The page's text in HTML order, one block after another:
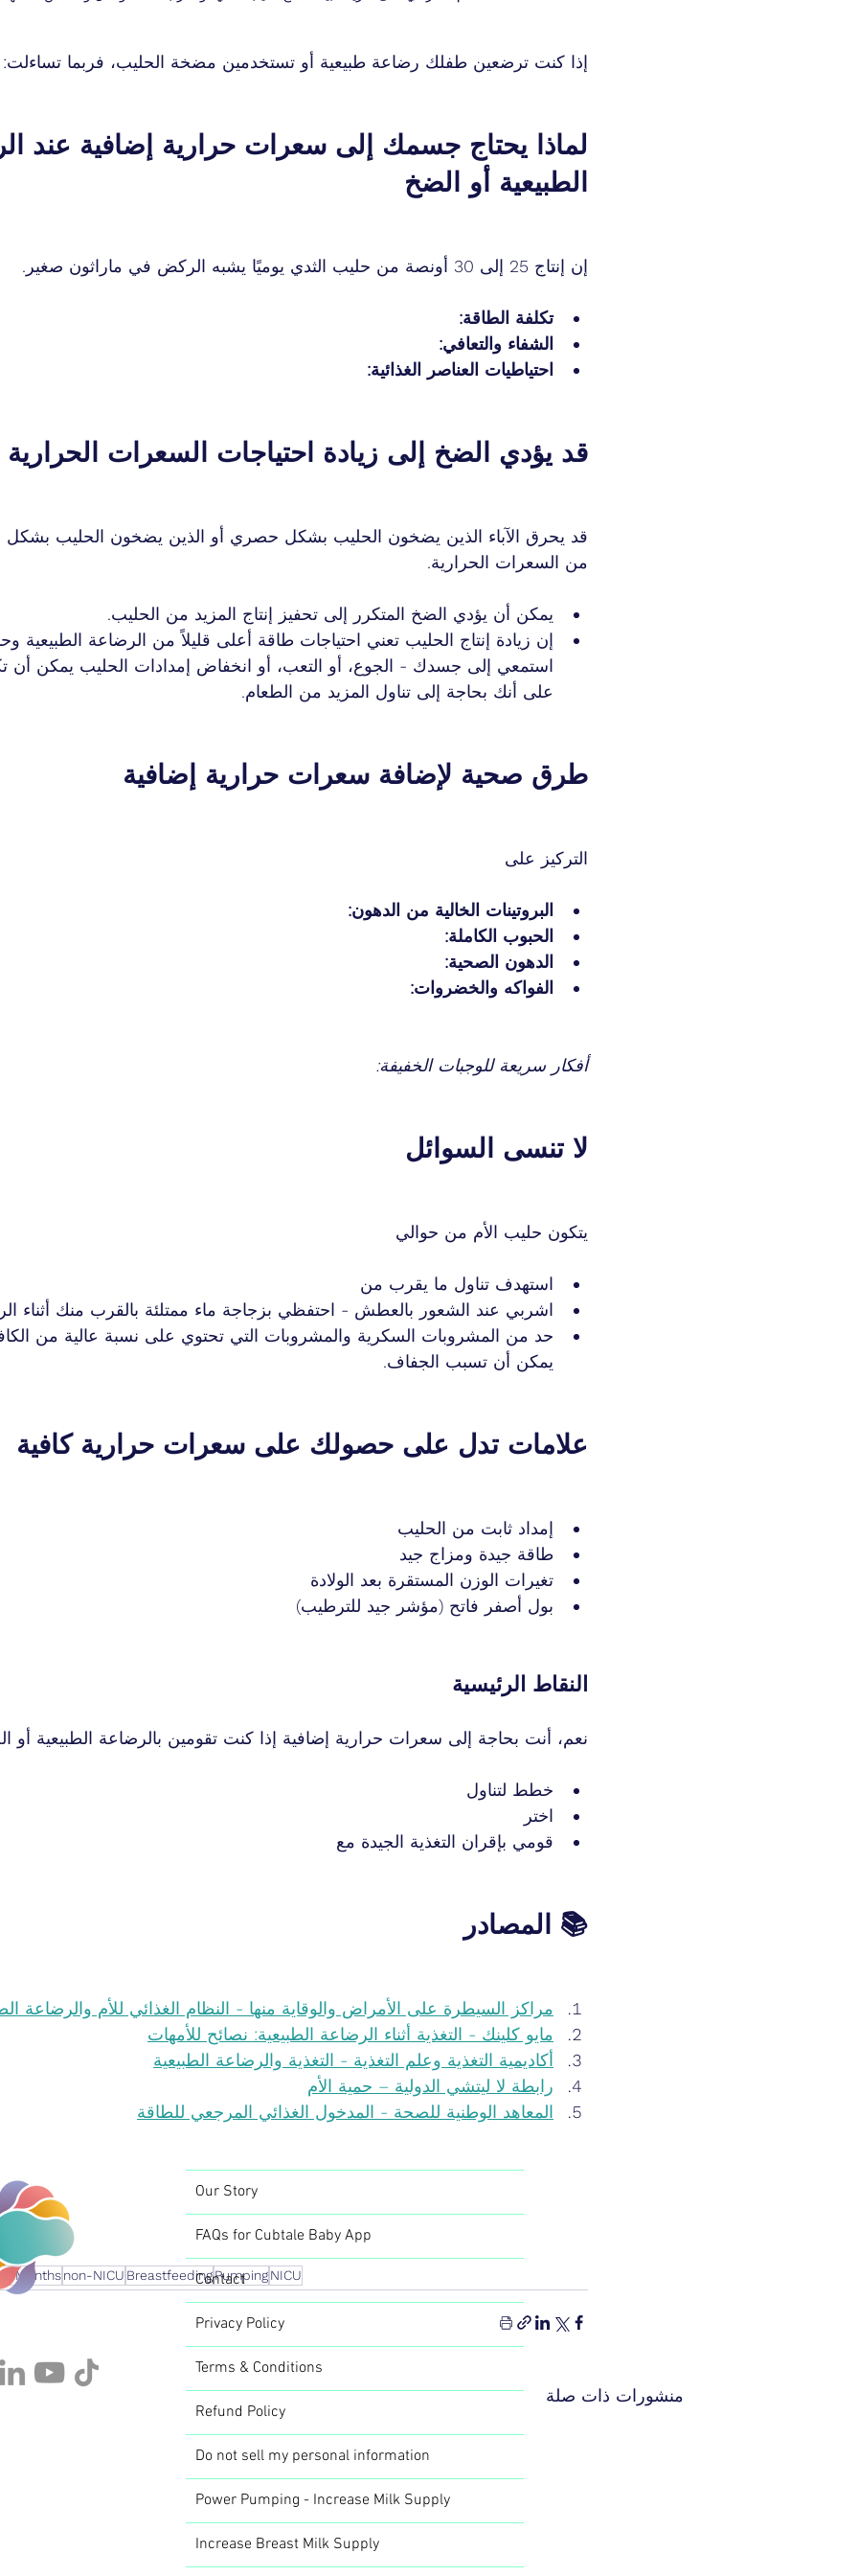
إذا كنت ترضعين طفلك رضاعة طبيعية أو تستخدمين مضخة الحليب، فربما تساءلت:
لماذا يحتاج جسمك إلى سعرات حرارية إضافية عند
الطبيعية أو الضخ
إن إنتاج 25 إلى 30 أونصة من حليب الثدي يوميًا يشبه الركض في ماراثون صغير.
تكلفة الطاقة:
الشفاء والتعافي:
احتياطيات العناصر الغذائية:
قد يؤدي الضخ إلى زيادة احتياجات السعرات الحرارية
قد يحرق الآباء الذين يضخون الحليب بشكل حصري أو الذين يضخون الحليب بشكل
من السعرات الحرارية.
يمكن أن يؤدي الضخ المتكرر إلى تحفيز إنتاج المزيد من الحليب.
إن زيادة إنتاج الحليب تعني احتياجات طاقة أعلى قليلاً من الرضاعة الطبيعية
استمعي إلى جسدك - الجوع، أو التعب، أو انخفاض إمدادات الحليب يمكن أن
على أنك بحاجة إلى تناول المزيد من الطعام.
طرق صحية لإضافة سعرات حرارية إضافية
التركيز على
البروتينات الخالية من الدهون:
الحبوب الكاملة:
الدهون الصحية:
الفواكه والخضروات:
أفكار سريعة للوجبات الخفيفة:
لا تنسى السوائل
يتكون حليب الأم من حوالي
استهدف تناول ما يقرب من
اشربي عند الشعور بالعطش - احتفظي بزجاجة ماء ممتلئة بالقرب منك أثناء
حد من المشروبات السكرية والمشروبات التي تحتوي على نسبة عالية من
يمكن أن تسبب الجفاف.
علامات تدل على حصولك على سعرات حرارية كافية
إمداد ثابت من الحليب
طاقة جيدة ومزاج جيد
تغيرات الوزن المستقرة بعد الولادة
بول أصفر فاتح (مؤشر جيد للترطيب)
النقاط الرئيسية
نعم، أنت بحاجة إلى سعرات حرارية إضافية إذا كنت تقومين بالرضاعة الطبيعية أو
خطط لتناول
اختر
قومي بإقران التغذية الجيدة مع
📚 المصادر
مراكز السيطرة على الأمراض والوقاية منها - النظام الغذائي للأم والرضاعة
مايو كلينك - التغذية أثناء الرضاعة الطبيعية: نصائح للأمهات
أكاديمية التغذية وعلم التغذية - التغذية والرضاعة الطبيعية
رابطة لا ليتشي الدولية – حمية الأم
المعاهد الوطنية للصحة - المدخول الغذائي المرجعي للطاقة
NICU
Pumping
Breastfeeding
non-NICU
6Months
منشورات ذات صلة
Our Story
FAQs for Cubtale Baby App
Contact
Privacy Policy
Terms & Conditions
Refund Policy
Do not sell my personal information
Power Pumping - Increase Milk Supply
Increase Breast Milk Supply